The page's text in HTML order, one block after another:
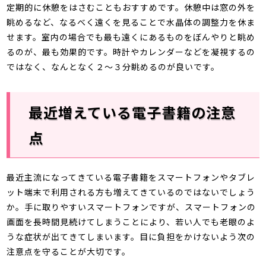
定期的に休憩をはさむこともおすすめです。休憩中は窓の外を
眺めるなど、なるべく遠くを見ることで水晶体の調整力を休ま
せます。室内の場合でも最も遠くにあるものをぼんやりと眺め
るのが、最も効果的です。時計やカレンダーなどを凝視するの
ではなく、なんとなく２～３分眺めるのが良いです。
最近増えている電子書籍の注意
点
最近主流になってきている電子書籍をスマートフォンやタブレ
ット端末で利用される方も増えてきているのではないでしょう
か。手に取りやすいスマートフォンですが、スマートフォンの
画面を長時間見続けてしまうことにより、若い人でも老眼のよ
うな症状が出てきてしまいます。目に負担をかけないよう次の
注意点を守ることが大切です。